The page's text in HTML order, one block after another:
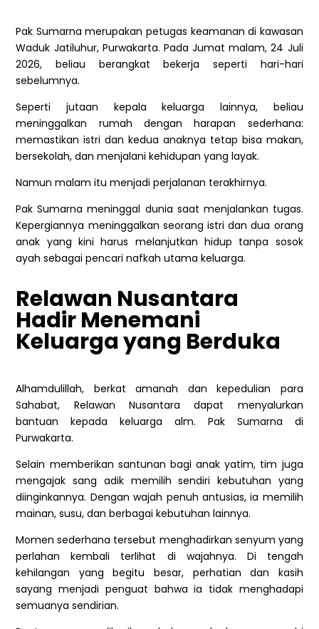
Pak Sumarna merupakan petugas keamanan di kawasan
Waduk Jatiluhur, Purwakarta. Pada Jumat malam, 24 Juli
2026, beliau berangkat bekerja seperti hari-hari
sebelumnya.
Seperti jutaan kepala keluarga lainnya, beliau
meninggalkan rumah dengan harapan sederhana:
memastikan istri dan kedua anaknya tetap bisa makan,
bersekolah, dan menjalani kehidupan yang layak.
Namun malam itu menjadi perjalanan terakhirnya.
Pak Sumarna meninggal dunia saat menjalankan tugas.
Kepergiannya meninggalkan seorang istri dan dua orang
anak yang kini harus melanjutkan hidup tanpa sosok
ayah sebagai pencari nafkah utama keluarga.
Relawan Nusantara
Hadir Menemani
Keluarga yang Berduka
Alhamdulillah, berkat amanah dan kepedulian para
Sahabat, Relawan Nusantara dapat menyalurkan
bantuan kepada keluarga alm. Pak Sumarna di
Purwakarta.
Selain memberikan santunan bagi anak yatim, tim juga
mengajak sang adik memilih sendiri kebutuhan yang
diinginkannya. Dengan wajah penuh antusias, ia memilih
mainan, susu, dan berbagai kebutuhan lainnya.
Momen sederhana tersebut menghadirkan senyum yang
perlahan kembali terlihat di wajahnya. Di tengah
kehilangan yang begitu besar, perhatian dan kasih
sayang menjadi penguat bahwa ia tidak menghadapi
semuanya sendirian.